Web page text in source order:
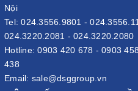
Nội
Tel:024.3556.9801 -
024.3220.2081 - 024.3220.2080
Hotline:0903 420 678 - 0903
438
Email: sale@dsggroup.vn